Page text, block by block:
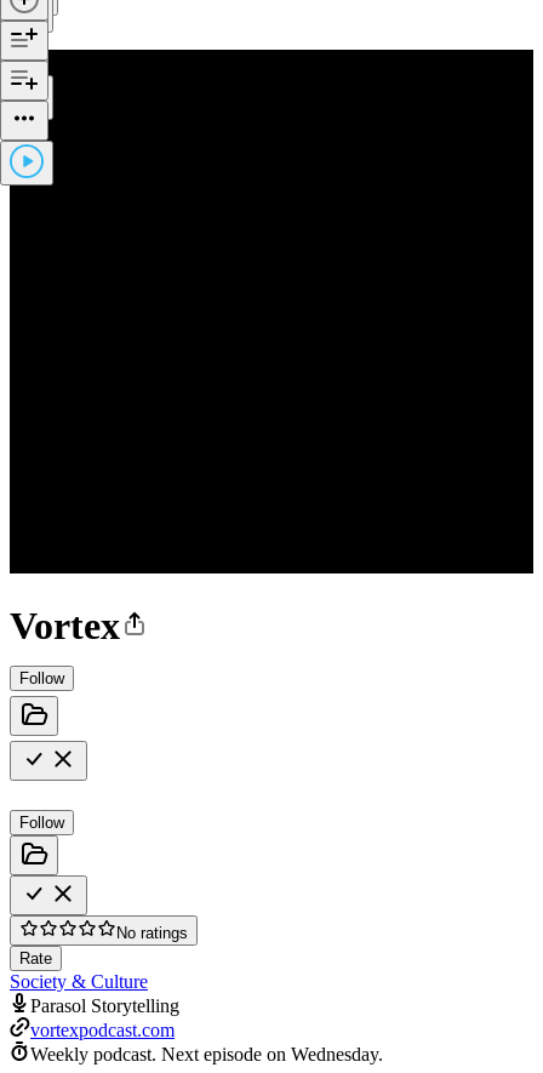
Vortex
Follow
Follow
No ratings
Rate
Society & Culture
Parasol Storytelling
vortexpodcast.com
Weekly podcast. Next episode on Wednesday.